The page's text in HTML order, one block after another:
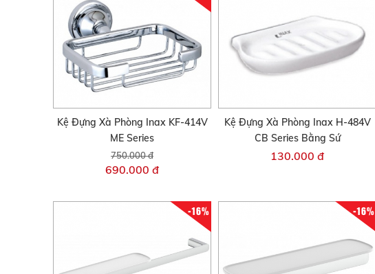
Kệ Đựng Xà Phòng Inax KF-414V
ME Series
750.000 đ
690.000 đ
Kệ Đựng Xà Phòng Inax H-484V
CB Series Bằng Sứ
130.000 đ
-16% -16%